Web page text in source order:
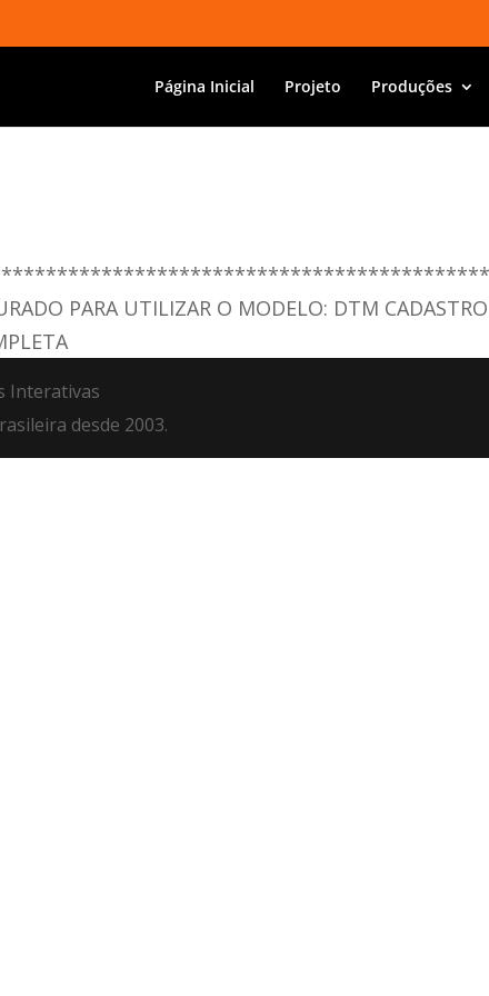
Página Inicial Projeto Produções
PARA UTILIZAR O MODELO: DTM
Interativas
desde 2003.